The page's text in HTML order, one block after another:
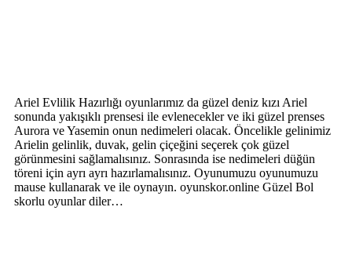
Ariel Evlilik Hazırlığı oyunlarımız da güzel deniz kızı Ariel
sonunda yakışıklı prensesi ile evlenecekler ve iki güzel prenses
Aurora ve Yasemin onun nedimeleri olacak. Öncelikle gelinimiz
Arielin gelinlik, duvak, gelin çiçeğini seçerek çok güzel
görünmesini sağlamalısınız. Sonrasında ise nedimeleri düğün
töreni için ayrı ayrı hazırlamalısınız. Oyunumuzu oyunumuzu
mause kullanarak ve ile oynayın. oyunskor.online Güzel Bol
skorlu oyunlar diler…